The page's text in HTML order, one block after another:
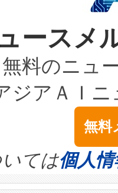
もあります
ドルかか
CEO）であ
connected
、6,000万
性は、フェ
能な電力容
します。こ
（SLA）違
によるダウ
センターが
a
for AI
battery
トにより、
なディテー
を検出
ーを搭載。
現すること
ドでは、
でき、これ
ース
料のニュ
ジアＡＩ
無料
ては個人